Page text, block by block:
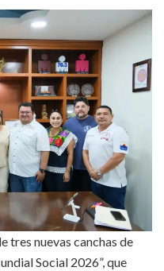
tres nuevas canchas de
Social 2026”, que